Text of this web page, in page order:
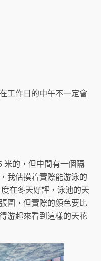
工作日的中午不一定會
米的，但中間有一個隔
我估摸着實際能游泳的
在冬天好評，泳池的天
圖，但實際的顏色要比
游起來看到這樣的天花